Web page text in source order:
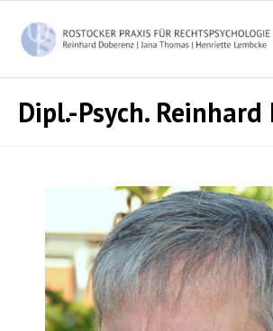
content
Dipl.-Psych. Reinhard